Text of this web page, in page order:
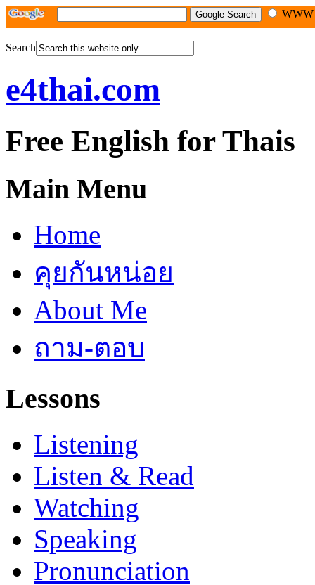
Search
e4thai.com
Free English for Thais
Main Menu
Home
คุยกันหน่อย
About Me
ถาม-ตอบ
Lessons
Listening
Listen & Read
Watching
Speaking
Pronunciation